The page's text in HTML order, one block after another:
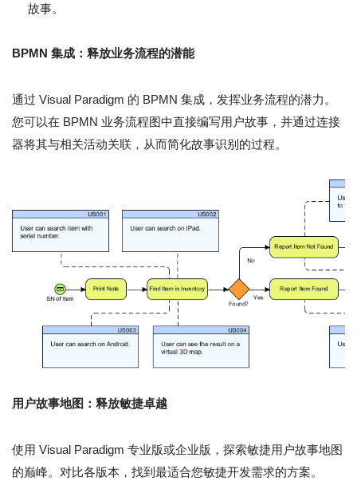
故事。
BPMN 集成：释放业务流程的潜能
通过 Visual Paradigm 的 BPMN 集成，发挥业务流程的潜力。
您可以在 BPMN 业务流程图中直接编写用户故事，并通过连接
器将其与相关活动关联，从而简化故事识别的过程。
用户故事地图：释放敏捷卓越
使用 Visual Paradigm 专业版或企业版，探索敏捷用户故事地图
的巅峰。对比各版本，找到最适合您敏捷开发需求的方案。